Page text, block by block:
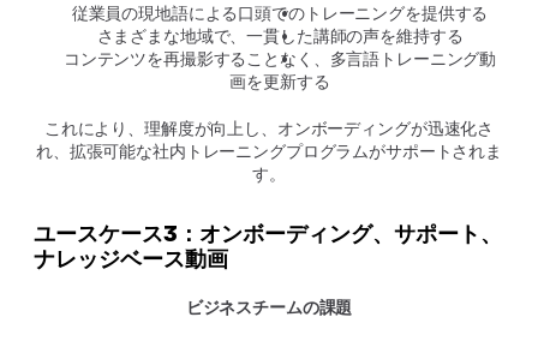
従業員の現地語による口頭でのトレーニングを提供する
さまざまな地域で、一貫した講師の声を維持する
コンテンツを再撮影することなく、多言語トレーニング動
画を更新する
これにより、理解度が向上し、オンボーディングが迅速化さ
れ、拡張可能な社内トレーニングプログラムがサポートされま
す。
ユースケース3：オンボーディング、サポート、
ナレッジベース動画
ビジネスチームの課題